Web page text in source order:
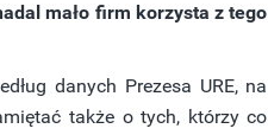
mało firm korzysta z tego
danych Prezesa URE, na
także o tych, którzy co